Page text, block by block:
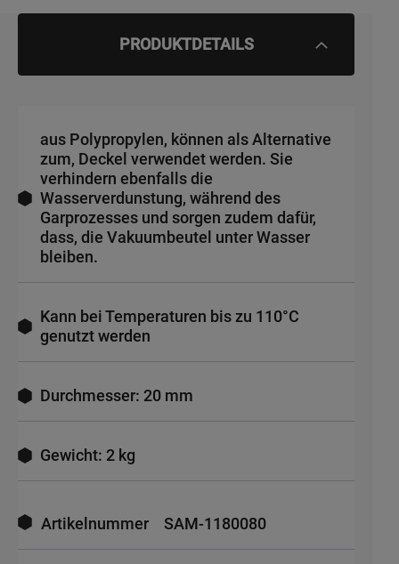
PRODUKTDETAILS
aus Polypropylen, können als Alternative
zum, Deckel verwendet werden. Sie
verhindern ebenfalls die
Wasserverdunstung, während des
Garprozesses und sorgen zudem dafür,
dass, die Vakuumbeutel unter Wasser
bleiben.
Kann bei Temperaturen bis zu 110°C
genutzt werden
Durchmesser: 20 mm
Gewicht: 2 kg
Informationen
Artikelnummer SAM-1180080